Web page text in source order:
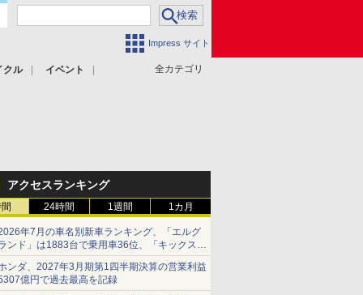
Impress サイト
全カテゴリ
クル
イベント
アクセスランキング
24時間 1週間 1カ月
年7月の車名別新車ランキング、「エルグ
ンド」は1883台で乗用車36位、「キックス」
2591台で27位に
ンダ、2027年3月期第1四半期決算の営業利益
億円で過去最高を記録